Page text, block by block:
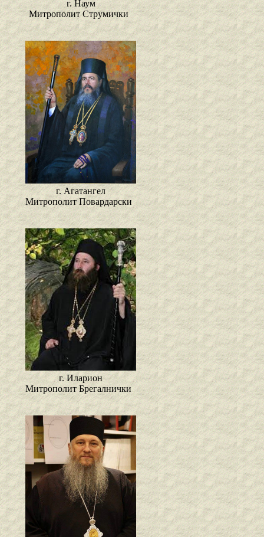
г. Наум
Митрополит Струмички
г. Агатангел
Митрополит Повардарски
г. Иларион
Митрополит Брегалнички